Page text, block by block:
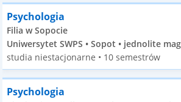
Psychologia
Filia w Sopocie
Uniwersytet SWPS • Sopot • jednolite
studia niestacjonarne • 10 semestrów
Psychologia